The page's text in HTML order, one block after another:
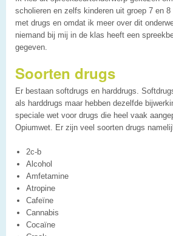
scholieren en zelfs kinderen uit groep 7 en
met drugs en omdat ik meer over dit
niemand bij mij in de klas heeft een
gegeven.
Soorten drugs
Er bestaan softdrugs en harddrugs.
als harddrugs maar hebben dezelfde
speciale wet voor drugs die heel vaak
Opiumwet. Er zijn veel soorten drugs
2c-b
Alcohol
Amfetamine
Atropine
Cafeïne
Cannabis
Cocaïne